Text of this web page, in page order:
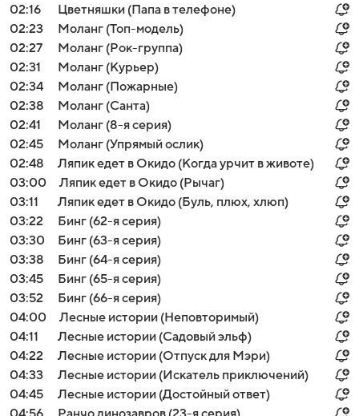
02:16
Цветняшки (Папа в телефоне)
02:23
Моланг (Топ-модель)
02:27
Моланг (Рок-группа)
02:31
Моланг (Курьер)
02:34
Моланг (Пожарные)
02:38
Моланг (Санта)
02:41
Моланг (8-я серия)
02:45
Моланг (Упрямый ослик)
02:48
Ляпик едет в Окидо (Когда урчит в животе)
03:00
Ляпик едет в Окидо (Рычаг)
03:11
Ляпик едет в Окидо (Буль, плюх, хлюп)
03:22
Бинг (62-я серия)
03:30
Бинг (63-я серия)
03:38
Бинг (64-я серия)
03:45
Бинг (65-я серия)
03:52
Бинг (66-я серия)
04:00
Лесные истории (Неповторимый)
04:11
Лесные истории (Садовый эльф)
04:22
Лесные истории (Отпуск для Мэри)
04:33
Лесные истории (Искатель приключений)
04:45
Лесные истории (Достойный ответ)